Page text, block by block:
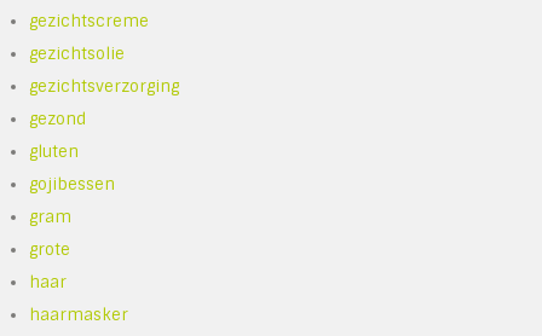
gezichtscreme
gezichtsolie
gezichtsverzorging
gezond
gluten
gojibessen
gram
grote
haar
haarmasker